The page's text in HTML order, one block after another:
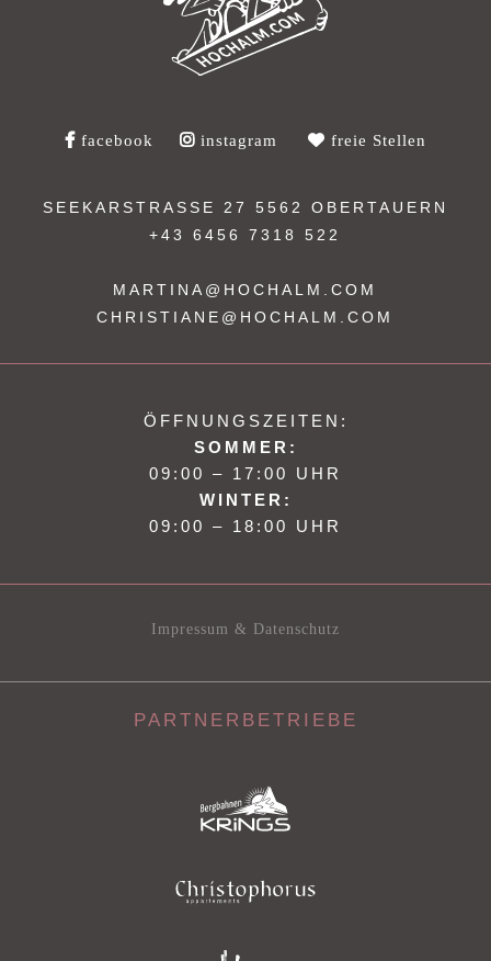
facebook instagram freie Stellen
SEEKARSTRASSE 27
5562 OBERTAUERN
+43 6456 7318 522
MARTINA@HOCHALM.COM
CHRISTIANE@HOCHALM.COM
ÖFFNUNGSZEITEN:
SOMMER:
09:00 – 17:00 UHR
WINTER:
09:00 – 18:00 UHR
Impressum & Datenschutz
PARTNERBETRIEBE